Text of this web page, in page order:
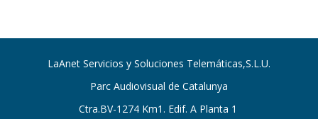
LaAnet Servicios y Soluciones Telemáticas,S.L.U.
Parc Audiovisual de Catalunya
Ctra.BV-1274 Km1. Edif. A Planta 1